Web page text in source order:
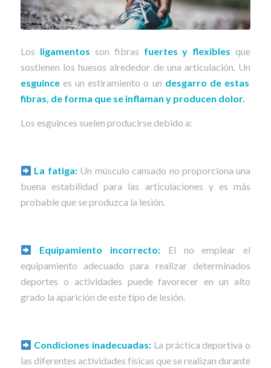
Los ligamentos son fibras fuertes y flexibles que
sostienen los huesos alrededor de una articulación. Un
esguincees un estiramiento o un desgarro de estas
fibras, de forma que se inflaman y producen dolor.
Los esguinces suelen producirse debido a:
La fatiga:Un músculo cansado no proporciona una
buena estabilidad para las articulaciones y es más
probable que se produzca la lesión.
Equipamiento incorrecto:El no emplear el
equipamiento adecuado para realizar determinados
deportes o actividades puede favorecer en un alto
grado la aparición de este tipo de lesión.
Condiciones inadecuadas:La práctica deportiva o
las diferentes actividades físicas que se realizan durante